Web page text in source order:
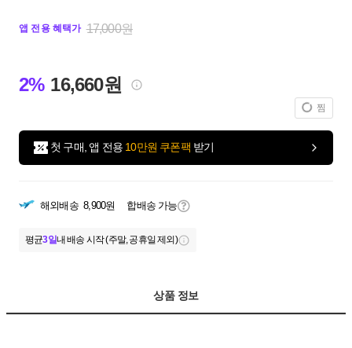
앱 전용 혜택가 17,000원
2% 16,660원
찜
첫 구매, 앱 전용 10만원 쿠폰팩 받기
해외배송 8,900원 합배송 가능
평균3일내 배송 시작 (주말, 공휴일 제외)
상품 정보